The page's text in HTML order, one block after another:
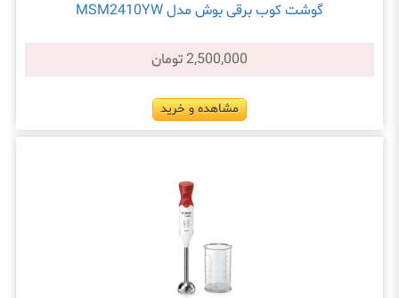
گوشت کوب برقی بوش مدل MSM2410YW
2,500,000 تومان
مشاهده و خرید